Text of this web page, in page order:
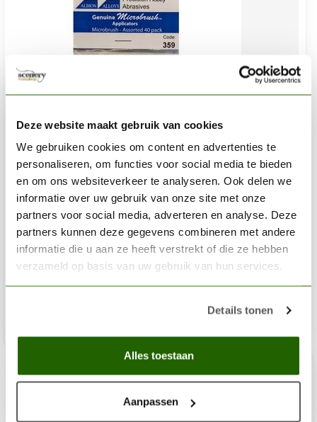
Deze website maakt gebruik van cookies
We gebruiken cookies om content en advertenties te
personaliseren, om functies voor social media te bieden
en om ons websiteverkeer te analyseren. Ook delen we
informatie over uw gebruik van onze site met onze
partners voor social media, adverteren en analyse. Deze
partners kunnen deze gegevens combineren met andere
informatie die u aan ze heeft verstrekt of die ze hebben
verzameld op basis van uw gebruik van hun services.
Details tonen
Alles toestaan
Aanpassen
ALBION ALLOYS
Micro Brushes assorted pack - 40pcs - 359
€11,06
Niet op voorraad